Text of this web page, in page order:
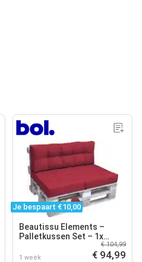
Je bespaart €10,00
Beautissu Elements –
Palletkussen Set – 1x
Zitkussen 120x80 cm & 1x
Rugkussen 120x40 cm –
1 week
€ 104,99
€ 94,99